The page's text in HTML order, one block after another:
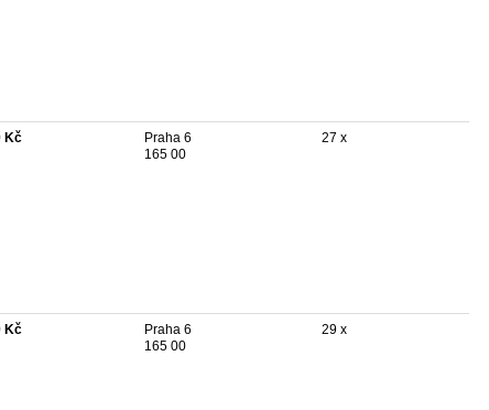
Kč
Praha 6
165 00
27 x
Kč
Praha 6
165 00
29 x